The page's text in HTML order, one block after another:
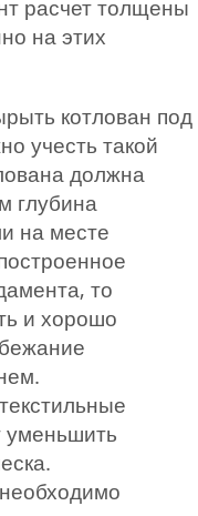
расчет толщены
на этих
котлован под
учесть такой
должна
глубина
на месте
то
и хорошо
уменьшить